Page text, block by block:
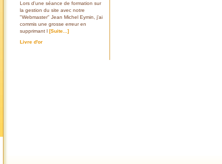
Lors d'une séance de formation sur
la gestion du site avec notre
"Webmaster" Jean Michel Eymin, j'ai
commis une grosse erreur en
supprimant l [Suite...]
Livre d'or